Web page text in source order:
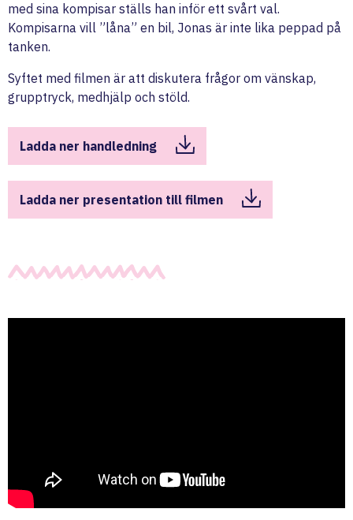
med sina kompisar ställs han inför ett svårt val.
Kompisarna vill ”låna” en bil, Jonas är inte lika peppad på
tanken.
Syftet med filmen är att diskutera frågor om vänskap,
grupptryck, medhjälp och stöld.
Ladda ner handledning
Ladda ner presentation till filmen